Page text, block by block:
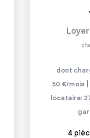
dont
50 €/mois
locataire:
4